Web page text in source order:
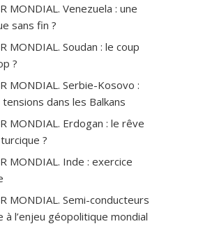
MONDIAL. Venezuela : une
sans fin ?
MONDIAL. Soudan : le coup
?
MONDIAL. Serbie-Kosovo :
dans les Balkans
MONDIAL. Erdogan : le rêve
?
MONDIAL. Inde : exercice
MONDIAL. Semi-conducteurs
à l’enjeu géopolitique mondial